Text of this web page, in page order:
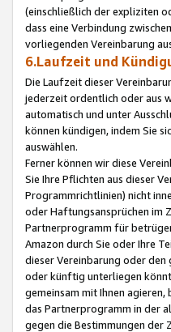
(einschließlich der expliziten
dass eine Verbindung
vorliegenden Vereinbarung
6.Laufzeit und
Die Laufzeit dieser
jederzeit ordentlich oder aus
automatisch und unter
können kündigen, indem Sie
auswählen.
Ferner können wir diese
Sie Ihre Pflichten aus dieser
Programmrichtlinien) nicht
oder Haftungsansprüchen im
Partnerprogramm für
Amazon durch Sie oder Ihre
dieser Vereinbarung oder
oder künftig unterliegen
gemeinsam mit Ihnen
das Partnerprogramm in der
gegen die Bestimmungen der